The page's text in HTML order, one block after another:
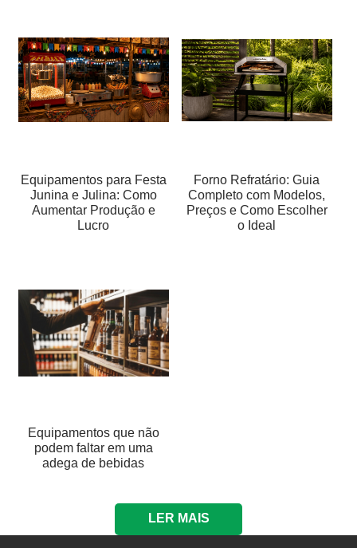
Equipamentos para Festa
Junina e Julina: Como
Aumentar Produção e
Lucro
Forno Refratário: Guia
Completo com Modelos,
Preços e Como Escolher
o Ideal
Equipamentos que não
podem faltar em uma
adega de bebidas
LER MAIS